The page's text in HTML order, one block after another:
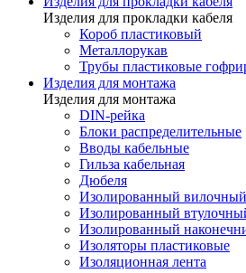
Изделия для прокладки кабеля
Короб пластиковый
Металлорукав
Трубы пластиковые
Изделия для монтажа
Изделия для монтажа
DIN-рейка
Блоки распределительные
Вводы кабельные
Гильза кабельная
Дюбеля
Изолированный
Изолированный
Изолированный
Изоляторы пластиковые
Изоляционная лента